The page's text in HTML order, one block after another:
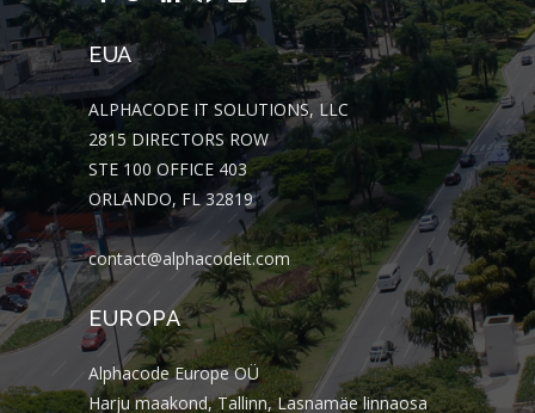
EUA
ALPHACODE IT SOLUTIONS, LLC
2815 DIRECTORS ROW
STE 100 OFFICE 403
ORLANDO, FL 32819
contact@alphacodeit.com
EUROPA
Alphacode Europe OÜ
Harju maakond, Tallinn, Lasnamäe linnaosa